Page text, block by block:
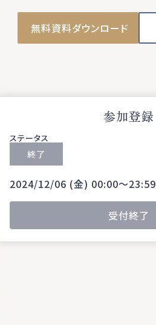
無料資料ダウンロード
参加登録
ステータス
終了
2024/12/06 (金) 00:00〜23:59
受付終了